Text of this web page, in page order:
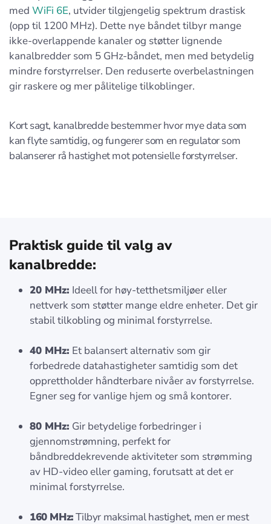
med WiFi 6E, utvider tilgjengelig spektrum drastisk
(opp til 1200 MHz). Dette nye båndet tilbyr mange
ikke-overlappende kanaler og støtter lignende
kanalbredder som 5 GHz-båndet, men med betydelig
mindre forstyrrelser. Den reduserte overbelastningen
gir raskere og mer pålitelige tilkoblinger.
Kort sagt, kanalbredde bestemmer hvor mye data som
kan flyte samtidig, og fungerer som en regulator som
balanserer rå hastighet mot potensielle forstyrrelser.
Praktisk guide til valg av
kanalbredde:
20 MHz: Ideell for høy-tetthetsmiljøer eller
nettverk som støtter mange eldre enheter. Det gir
stabil tilkobling og minimal forstyrrelse.
40 MHz: Et balansert alternativ som gir
forbedrede datahastigheter samtidig som det
opprettholder håndterbare nivåer av forstyrrelse.
Egner seg for vanlige hjem og små kontorer.
80 MHz: Gir betydelige forbedringer i
gjennomstrømning, perfekt for
båndbreddekrevende aktiviteter som strømming
av HD-video eller gaming, forutsatt at det er
minimal forstyrrelse.
160 MHz:Tilbyr maksimal hastighet, men er mest